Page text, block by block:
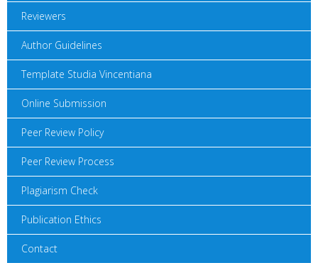
Reviewers
Author Guidelines
Template Studia Vincentiana
Online Submission
Peer Review Policy
Peer Review Process
Plagiarism Check
Publication Ethics
Contact